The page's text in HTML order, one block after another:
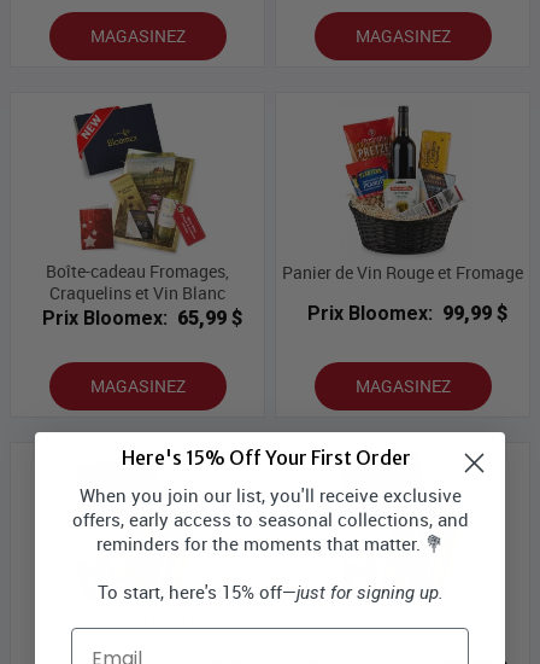
MAGASINEZ MAGASINEZ
Boîte-cadeau Fromages,
Craquelins et Vin Blanc
Prix Bloomex: 65,99 $
MAGASINEZ
Panier de Vin Rouge et Fromage
Prix Bloomex: 99,99 $
MAGASINEZ
Here's 15% Off Your First Order
When you join our list, you'll receive exclusive
offers, early access to seasonal collections, and
reminders for the moments that matter. 💐
To start, here's 15% off—just for signing up.
Email